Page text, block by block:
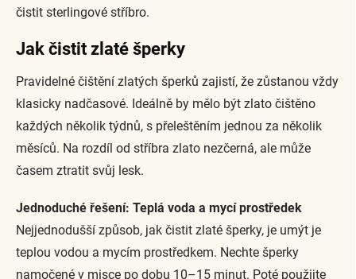
čistit sterlingové stříbro.
Jak čistit zlaté šperky
Pravidelné čištění zlatých šperků zajistí, že zůstanou vždy
klasicky nadčasové. Ideálně by mělo být zlato čištěno
každých několik týdnů, s přeleštěním jednou za několik
měsíců. Na rozdíl od stříbra zlato nezčerná, ale může
časem ztratit svůj lesk.
Jednoduché řešení: Teplá voda a mycí prostředek
Nejjednodušší způsob, jak čistit zlaté šperky, je umýt je
teplou vodou a mycím prostředkem. Nechte šperky
namočené v misce po dobu 10–15 minut. Poté použijte